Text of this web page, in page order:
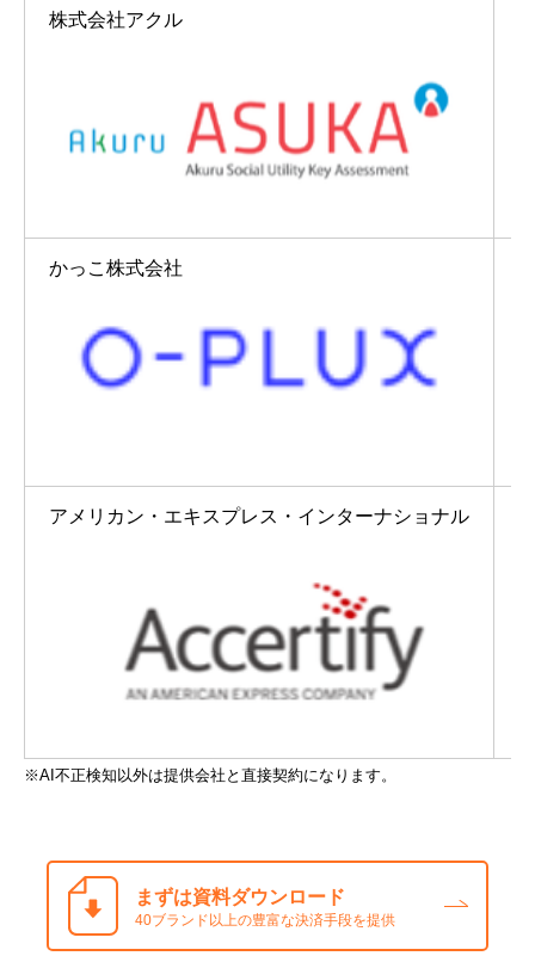
株式会社アクル
かっこ株式会社
アメリカン・エキスプレス・インターナショナル
※AI不正検知以外は提供会社と直接契約になります。
まずは資料ダウンロード
40ブランド以上の豊富な決済手段を提供